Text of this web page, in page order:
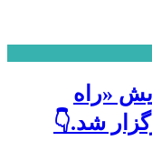
«راه
شد.👇